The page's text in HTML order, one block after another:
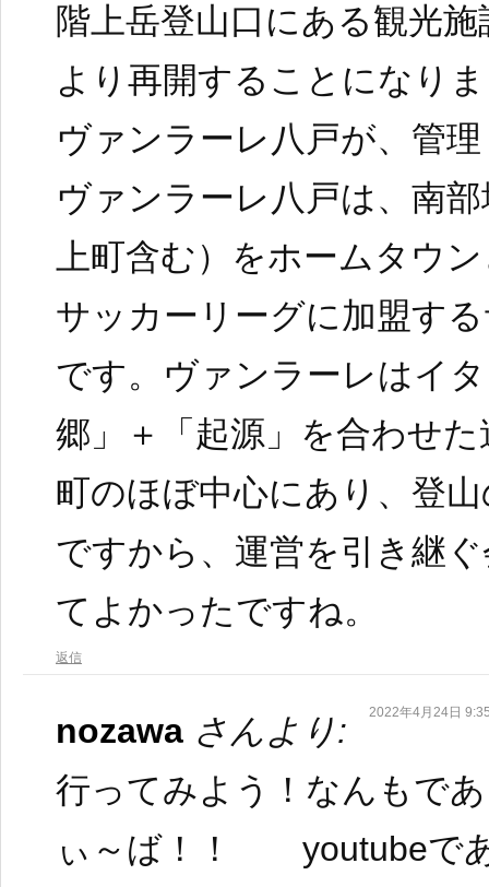
階上岳登山口にある観光
より再開することになり
ヴァンラーレ八戸が、管
ヴァンラーレ八戸は、南
上町含む）をホームタウ
サッカーリーグに加盟す
です。ヴァンラーレはイ
郷」＋「起源」を合わせた
町のほぼ中心にあり、登
ですから、運営を引き継
てよかったですね。
返信
nozawa さんより: 2022年4月24日
行ってみよう！なんもで
ぃ～ば！！ youtubeで